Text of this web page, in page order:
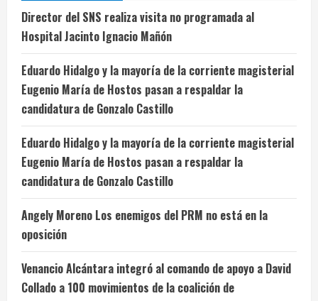
Director del SNS realiza visita no programada al
Hospital Jacinto Ignacio Mañón
Eduardo Hidalgo y la mayoría de la corriente magisterial
Eugenio María de Hostos pasan a respaldar la
candidatura de Gonzalo Castillo
Eduardo Hidalgo y la mayoría de la corriente magisterial
Eugenio María de Hostos pasan a respaldar la
candidatura de Gonzalo Castillo
Angely Moreno Los enemigos del PRM no está en la
oposición
Venancio Alcántara integró al comando de apoyo a David
Collado a 100 movimientos de la coalición de